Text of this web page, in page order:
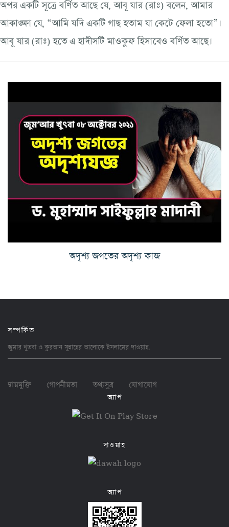
অপর একটি সূত্রে বর্ণিত আছে যে, আবূ যার (রাঃ) বলেন, আমার
আকাঙ্ক্ষা যে, “আমি যদি একটি গাছ হতাম যা কেটে ফেলা হতো”।
আবূ যার (রাঃ) হতে এ হাদীসটি মাওকুফ হিসাবেও বর্ণিত আছে।
অদৃশ্য জগতের অদৃশ্য কাজ
সম্পর্কিত
জুমার খুতবা ও কুরআন সুন্নাহের আলোকে ইসলামের দাওয়াহ.
দ্বায়মুক্তি গোপনীয়তা তথ্যসুত্র যোগাযোগ
অ্যাপ
দাওয়াহ
অ্যাপ